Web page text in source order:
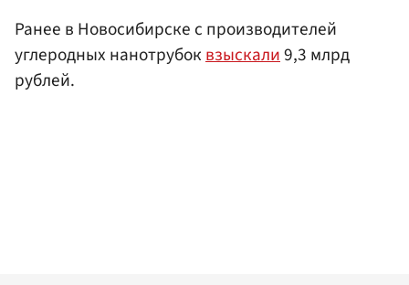
Ранее в Новосибирске с производителей
углеродных нанотрубоквзыскали9,3 млрд
рублей.